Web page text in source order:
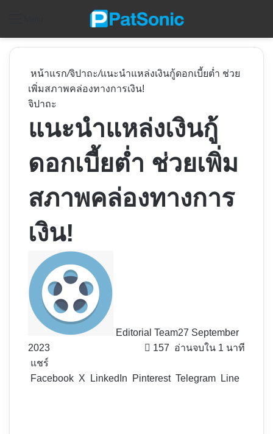
หน้าแรก/จิปาถะ/แนะนำแหล่งเงินกู้ดอกเบี้ยต่ำ ช่วย
เพิ่มสภาพคล่องทางการเงิน!
จิปาถะ
แนะนำแหล่งเงินกู้
ดอกเบี้ยต่ำ ช่วยเพิ่ม
สภาพคล่องทางการ
เงิน!
Editorial Team27 September
2023
157 อ่านจบใน 1 นาที
แชร์
Facebook X LinkedIn Pinterest Telegram Line